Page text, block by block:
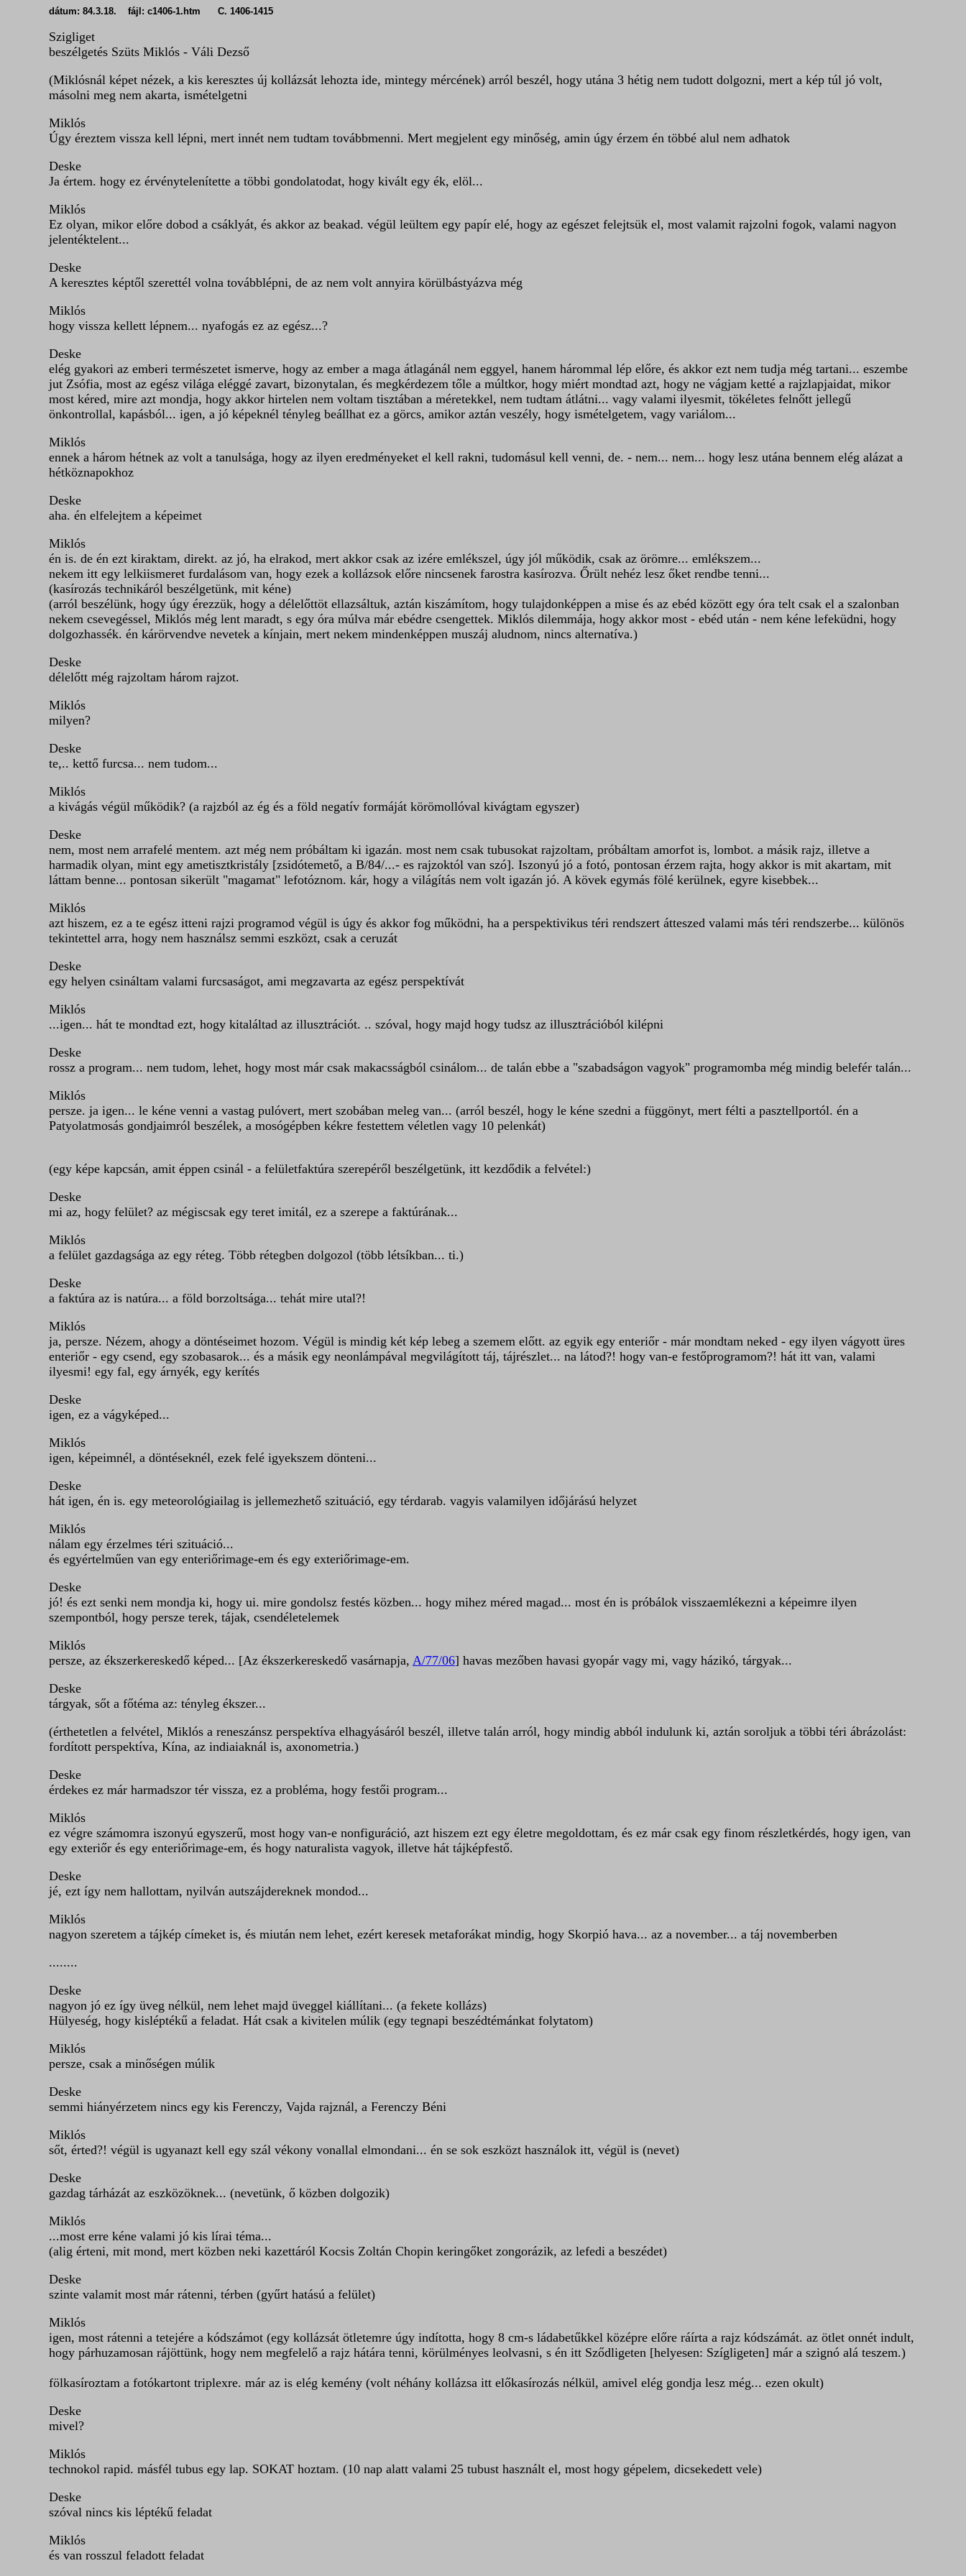
dátum: 84.3.18. fájl: c1406-1.htm C. 1406-1415
Szigliget
beszélgetés Szüts Miklós - Váli Dezső
(Miklósnál képet nézek, a kis keresztes új kollázsát lehozta ide, mintegy mércének) arról beszél, hogy utána 3 hétig nem tudott dolgozni, mert a kép túl jó volt,
másolni meg nem akarta, ismételgetni
Miklós
Úgy éreztem vissza kell lépni, mert innét nem tudtam továbbmenni. Mert megjelent egy minőség, amin úgy érzem én többé alul nem adhatok
Deske
Ja értem. hogy ez érvénytelenítette a többi gondolatodat, hogy kivált egy ék, elöl...
Miklós
Ez olyan, mikor előre dobod a csáklyát, és akkor az beakad. végül leültem egy papír elé, hogy az egészet felejtsük el, most valamit rajzolni fogok, valami nagyon
jelentéktelent...
Deske
A keresztes képtől szerettél volna továbblépni, de az nem volt annyira körülbástyázva még
Miklós
hogy vissza kellett lépnem... nyafogás ez az egész...?
Deske
elég gyakori az emberi természetet ismerve, hogy az ember a maga átlagánál nem eggyel, hanem hárommal lép előre, és akkor ezt nem tudja még tartani... eszembe
jut Zsófia, most az egész világa eléggé zavart, bizonytalan, és megkérdezem tőle a múltkor, hogy miért mondtad azt, hogy ne vágjam ketté a rajzlapjaidat, mikor
most kéred, mire azt mondja, hogy akkor hirtelen nem voltam tisztában a méretekkel, nem tudtam átlátni... vagy valami ilyesmit, tökéletes felnőtt jellegű
önkontrollal, kapásból... igen, a jó képeknél tényleg beállhat ez a görcs, amikor aztán veszély, hogy ismételgetem, vagy variálom...
Miklós
ennek a három hétnek az volt a tanulsága, hogy az ilyen eredményeket el kell rakni, tudomásul kell venni, de. - nem... nem... hogy lesz utána bennem elég alázat a
hétköznapokhoz
Deske
aha. én elfelejtem a képeimet
Miklós
én is. de én ezt kiraktam, direkt. az jó, ha elrakod, mert akkor csak az izére emlékszel, úgy jól működik, csak az örömre... emlékszem...
nekem itt egy lelkiismeret furdalásom van, hogy ezek a kollázsok előre nincsenek farostra kasírozva. Őrült nehéz lesz őket rendbe tenni...
(kasírozás technikáról beszélgetünk, mit kéne)
(arról beszélünk, hogy úgy érezzük, hogy a délelőttöt ellazsáltuk, aztán kiszámítom, hogy tulajdonképpen a mise és az ebéd között egy óra telt csak el a szalonban
nekem csevegéssel, Miklós még lent maradt, s egy óra múlva már ebédre csengettek. Miklós dilemmája, hogy akkor most - ebéd után - nem kéne lefeküdni, hogy
dolgozhassék. én kárörvendve nevetek a kínjain, mert nekem mindenképpen muszáj aludnom, nincs alternatíva.)
Deske
délelőtt még rajzoltam három rajzot.
Miklós
milyen?
Deske
te,.. kettő furcsa... nem tudom...
Miklós
a kivágás végül működik? (a rajzból az ég és a föld negatív formáját körömollóval kivágtam egyszer)
Deske
nem, most nem arrafelé mentem. azt még nem próbáltam ki igazán. most nem csak tubusokat rajzoltam, próbáltam amorfot is, lombot. a másik rajz, illetve a
harmadik olyan, mint egy ametisztkristály [zsidótemető, a B/84/...- es rajzoktól van szó]. Iszonyú jó a fotó, pontosan érzem rajta, hogy akkor is mit akartam, mit
láttam benne... pontosan sikerült "magamat" lefotóznom. kár, hogy a világítás nem volt igazán jó. A kövek egymás fölé kerülnek, egyre kisebbek...
Miklós
azt hiszem, ez a te egész itteni rajzi programod végül is úgy és akkor fog működni, ha a perspektivikus téri rendszert átteszed valami más téri rendszerbe... különös
tekintettel arra, hogy nem használsz semmi eszközt, csak a ceruzát
Deske
egy helyen csináltam valami furcsaságot, ami megzavarta az egész perspektívát
Miklós
...igen... hát te mondtad ezt, hogy kitaláltad az illusztrációt. .. szóval, hogy majd hogy tudsz az illusztrációból kilépni
Deske
rossz a program... nem tudom, lehet, hogy most már csak makacsságból csinálom... de talán ebbe a "szabadságon vagyok" programomba még mindig belefér talán...
Miklós
persze. ja igen... le kéne venni a vastag pulóvert, mert szobában meleg van... (arról beszél, hogy le kéne szedni a függönyt, mert félti a pasztellportól. én a
Patyolatmosás gondjaimról beszélek, a mosógépben kékre festettem véletlen vagy 10 pelenkát)
(egy képe kapcsán, amit éppen csinál - a felületfaktúra szerepéről beszélgetünk, itt kezdődik a felvétel:)
Deske
mi az, hogy felület? az mégiscsak egy teret imitál, ez a szerepe a faktúrának...
Miklós
a felület gazdagsága az egy réteg. Több rétegben dolgozol (több létsíkban... ti.)
Deske
a faktúra az is natúra... a föld borzoltsága... tehát mire utal?!
Miklós
ja, persze. Nézem, ahogy a döntéseimet hozom. Végül is mindig két kép lebeg a szemem előtt. az egyik egy enteriőr - már mondtam neked - egy ilyen vágyott üres
enteriőr - egy csend, egy szobasarok... és a másik egy neonlámpával megvilágított táj, tájrészlet... na látod?! hogy van-e festőprogramom?! hát itt van, valami
ilyesmi! egy fal, egy árnyék, egy kerítés
Deske
igen, ez a vágyképed...
Miklós
igen, képeimnél, a döntéseknél, ezek felé igyekszem dönteni...
Deske
hát igen, én is. egy meteorológiailag is jellemezhető szituáció, egy térdarab. vagyis valamilyen időjárású helyzet
Miklós
nálam egy érzelmes téri szituáció...
és egyértelműen van egy enteriőrimage-em és egy exteriőrimage-em.
Deske
jó! és ezt senki nem mondja ki, hogy ui. mire gondolsz festés közben... hogy mihez méred magad... most én is próbálok visszaemlékezni a képeimre ilyen
szempontból, hogy persze terek, tájak, csendéletelemek
Miklós
persze, az ékszerkereskedő képed... [Az ékszerkereskedő vasárnapja, A/77/06] havas mezőben havasi gyopár vagy mi, vagy házikó, tárgyak...
Deske
tárgyak, sőt a főtéma az: tényleg ékszer...
(érthetetlen a felvétel, Miklós a reneszánsz perspektíva elhagyásáról beszél, illetve talán arról, hogy mindig abból indulunk ki, aztán soroljuk a többi téri ábrázolást:
fordított perspektíva, Kína, az indiaiaknál is, axonometria.)
Deske
érdekes ez már harmadszor tér vissza, ez a probléma, hogy festői program...
Miklós
ez végre számomra iszonyú egyszerű, most hogy van-e nonfiguráció, azt hiszem ezt egy életre megoldottam, és ez már csak egy finom részletkérdés, hogy igen, van
egy exteriőr és egy enteriőrimage-em, és hogy naturalista vagyok, illetve hát tájképfestő.
Deske
jé, ezt így nem hallottam, nyilván autszájdereknek mondod...
Miklós
nagyon szeretem a tájkép címeket is, és miután nem lehet, ezért keresek metaforákat mindig, hogy Skorpió hava... az a november... a táj novemberben
........
Deske
nagyon jó ez így üveg nélkül, nem lehet majd üveggel kiállítani... (a fekete kollázs)
Hülyeség, hogy kisléptékű a feladat. Hát csak a kivitelen múlik (egy tegnapi beszédtémánkat folytatom)
Miklós
persze, csak a minőségen múlik
Deske
semmi hiányérzetem nincs egy kis Ferenczy, Vajda rajznál, a Ferenczy Béni
Miklós
sőt, érted?! végül is ugyanazt kell egy szál vékony vonallal elmondani... én se sok eszközt használok itt, végül is (nevet)
Deske
gazdag tárházát az eszközöknek... (nevetünk, ő közben dolgozik)
Miklós
...most erre kéne valami jó kis lírai téma...
(alig érteni, mit mond, mert közben neki kazettáról Kocsis Zoltán Chopin keringőket zongorázik, az lefedi a beszédet)
Deske
szinte valamit most már rátenni, térben (gyűrt hatású a felület)
Miklós
igen, most rátenni a tetejére a kódszámot (egy kollázsát ötletemre úgy indította, hogy 8 cm-s ládabetűkkel középre előre ráírta a rajz kódszámát. az ötlet onnét indult,
hogy párhuzamosan rájöttünk, hogy nem megfelelő a rajz hátára tenni, körülményes leolvasni, s én itt Sződligeten [helyesen: Szígligeten] már a szignó alá teszem.)
fölkasíroztam a fotókartont triplexre. már az is elég kemény (volt néhány kollázsa itt előkasírozás nélkül, amivel elég gondja lesz még... ezen okult)
Deske
mivel?
Miklós
technokol rapid. másfél tubus egy lap. SOKAT hoztam. (10 nap alatt valami 25 tubust használt el, most hogy gépelem, dicsekedett vele)
Deske
szóval nincs kis léptékű feladat
Miklós
és van rosszul feladott feladat